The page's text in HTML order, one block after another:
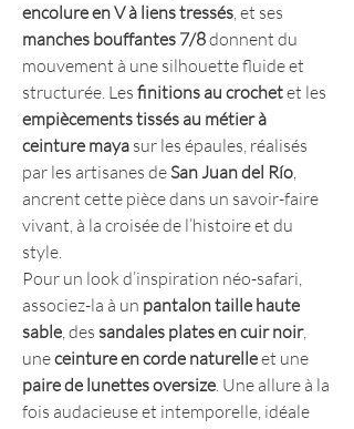
encolure en V à liens tressés, et ses
manches bouffantes 7/8donnent du
mouvement à une silhouette fluide et
structurée. Les finitions au crochetet les
empiècements tissés au métier à
ceinture maya sur les épaules, réalisés
par les artisanes de San Juan del Río,
ancrent cette pièce dans un savoir-faire
vivant, à la croisée de l’histoire et du
style.
Pour un look d’inspiration néo-safari,
associez-la à un pantalon taille haute
sable, des sandales plates en cuir noir,
uneceinture en corde naturelleet une
paire de lunettes oversize. Une allure à la
fois audacieuse et intemporelle, idéale